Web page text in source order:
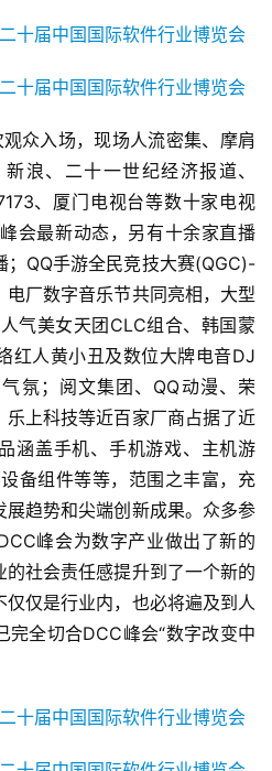
入场，现场人流密集、摩肩
浪、二十一世纪经济报道、
、厦门电视台等数十家电视
会最新动态，另有十余家直播
；QQ手游全民竞技大赛(QGC)-
厂数字音乐节共同亮相，大型
气美女天团CLC组合、韩国蒙
红人黄小丑及数位大牌电音DJ
氛；阅文集团、QQ动漫、荣
上科技等近百家厂商占据了近
涵盖手机、手机游戏、主机游
备组件等等，范围之丰富，充
趋势和尖端创新成果。众多参
峰会为数字产业做出了新的
社会责任感提升到了一个新的
仅是行业内，也必将遍及到人
完全切合DCC峰会“数字改变中